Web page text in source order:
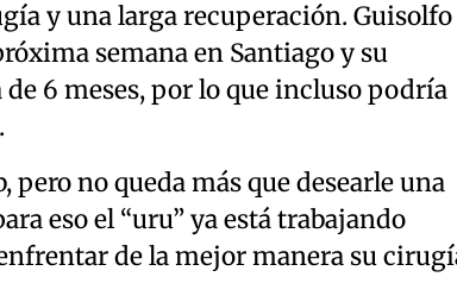
y una larga recuperación. Guisolfo
semana en Santiago y su
6 meses, por lo que incluso podría
no queda más que desearle una
eso el “uru” ya está trabajando
de la mejor manera su